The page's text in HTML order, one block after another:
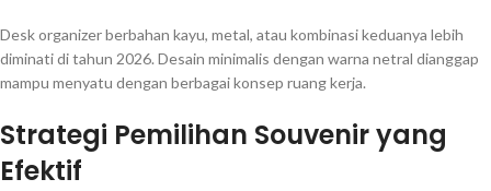
Desk organizer berbahan kayu, metal, atau kombinasi keduanya lebih
diminati di tahun 2026. Desain minimalis dengan warna netral dianggap
mampu menyatu dengan berbagai konsep ruang kerja.
Strategi Pemilihan Souvenir yang
Efektif